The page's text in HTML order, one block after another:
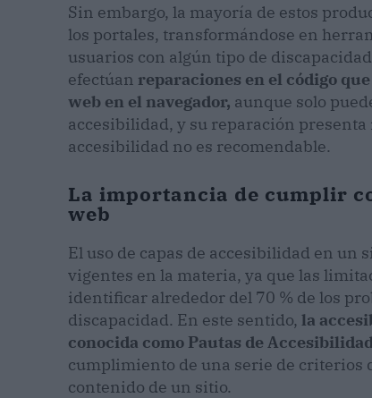
Sin embargo, la mayoría de estos
los portales, transformándose en
usuarios con algún tipo de
efectúan reparaciones en el código
web en el navegador, aunque solo
accesibilidad, y su reparación
accesibilidad no es recomendable.
La importancia de cumplir
web
El uso de capas de accesibilidad en un
vigentes en la materia, ya que las
identificar alrededor del 70 % de los
discapacidad. En este sentido, la
conocida como Pautas de
cumplimiento de una serie de criterios
contenido de un sitio.